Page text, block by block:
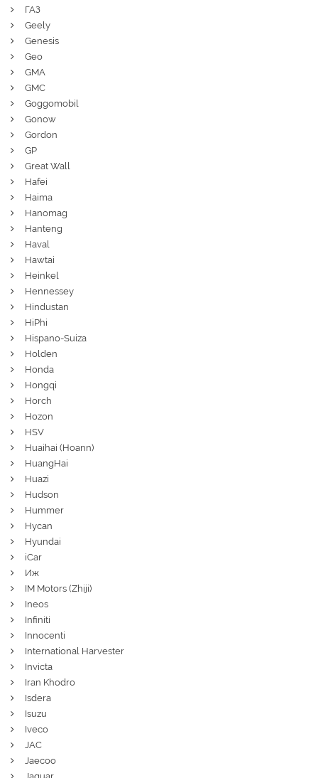
ГАЗ
Geely
Genesis
Geo
GMA
GMC
Goggomobil
Gonow
Gordon
GP
Great Wall
Hafei
Haima
Hanomag
Hanteng
Haval
Hawtai
Heinkel
Hennessey
Hindustan
HiPhi
Hispano-Suiza
Holden
Honda
Hongqi
Horch
Hozon
HSV
Huaihai (Hoann)
HuangHai
Huazi
Hudson
Hummer
Hycan
Hyundai
iCar
Иж
IM Motors (Zhiji)
Ineos
Infiniti
Innocenti
International Harvester
Invicta
Iran Khodro
Isdera
Isuzu
Iveco
JAC
Jaecoo